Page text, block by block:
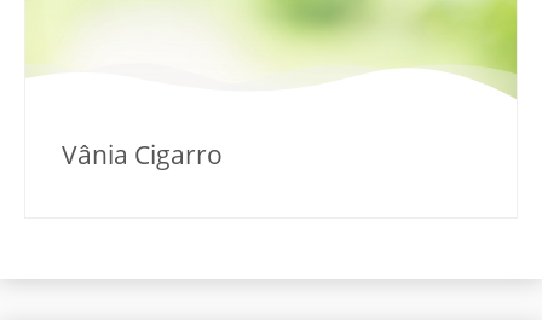
Vânia Cigarro